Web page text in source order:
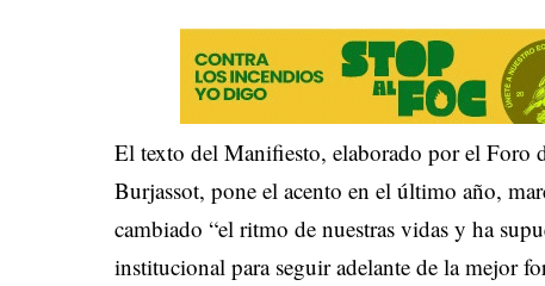
El texto del Manifiesto, elaborado por el Foro
Burjassot, pone el acento en el último año,
cambiado “el ritmo de nuestras vidas y ha
institucional para seguir adelante de la mejor